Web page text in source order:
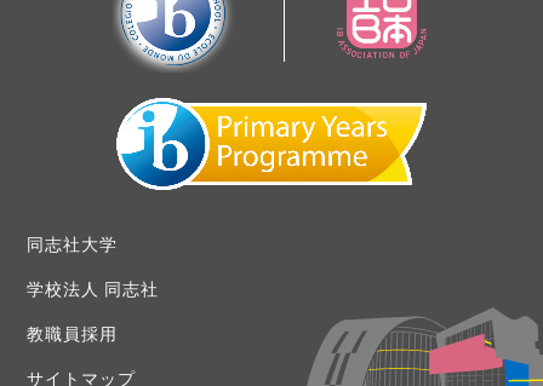
同志社大学
学校法人 同志社
教職員採用
サイトマップ